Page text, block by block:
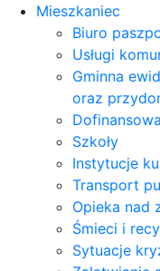
Mieszkaniec
Biuro
Usługi
Gminna
oraz
Szkoły
Instytucje
Transport
Opieka nad
Śmieci i
Sytuacje